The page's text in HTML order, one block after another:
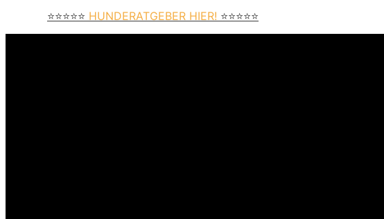
⭐⭐⭐⭐⭐ HUNDERATGEBER HIER! ⭐⭐⭐⭐⭐